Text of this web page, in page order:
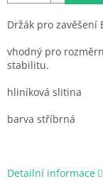
Držák pro zavěšení
vhodný pro
stabilitu.
hliníková slitina
barva stříbrná
Detailní informace